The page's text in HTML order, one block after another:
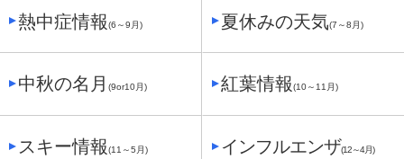
熱中症情報(6～9月) 夏休みの天気(7～8月)
中秋の名月 (9or10月) 紅葉情報(10～11月)
スキー情報(11～5月) インフルエンザ(12～4月)